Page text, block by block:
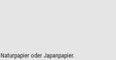
oder Japanpapier.